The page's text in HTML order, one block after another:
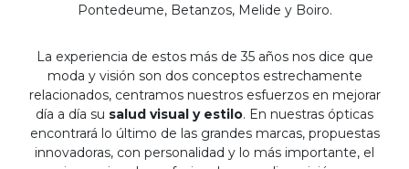
Pontedeume, Betanzos, Melide y Boiro.
La experiencia de estos más de 35 años nos dice que
moda y visión son dos conceptos estrechamente
relacionados, centramos nuestros esfuerzos en mejorar
día a día su salud visual y estilo. En nuestras ópticas
encontrará lo último de las grandes marcas, propuestas
innovadoras, con personalidad y lo más importante, el